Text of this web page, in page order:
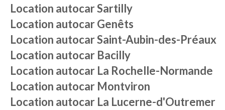
Location autocarSartilly
Location autocarGenêts
Location autocarSaint-Aubin-des-Préaux
Location autocar Bacilly
Location autocar La Rochelle-Normande
Location autocar Montviron
Location autocar La Lucerne-d'Outremer